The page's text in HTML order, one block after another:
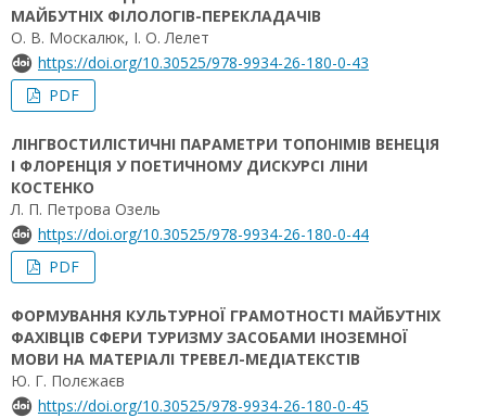
МАЙБУТНІХ ФІЛОЛОГІВ-ПЕРЕКЛАДАЧІВ
О. В. Москалюк, І. О. Лелет
https://doi.org/10.30525/978-9934-26-180-0-43
PDF
ЛІНГВОСТИЛІСТИЧНІ ПАРАМЕТРИ ТОПОНІМІВ ВЕНЕЦІЯ
І ФЛОРЕНЦІЯ У ПОЕТИЧНОМУ ДИСКУРСІ ЛІНИ
КОСТЕНКО
Л. П. Петрова Озель
https://doi.org/10.30525/978-9934-26-180-0-44
PDF
ФОРМУВАННЯ КУЛЬТУРНОЇ ГРАМОТНОСТІ МАЙБУТНІХ
ФАХІВЦІВ СФЕРИ ТУРИЗМУ ЗАСОБАМИ ІНОЗЕМНОЇ
МОВИ НА МАТЕРІАЛІ ТРЕВЕЛ-МЕДІАТЕКСТІВ
Ю. Г. Полєжаєв
https://doi.org/10.30525/978-9934-26-180-0-45